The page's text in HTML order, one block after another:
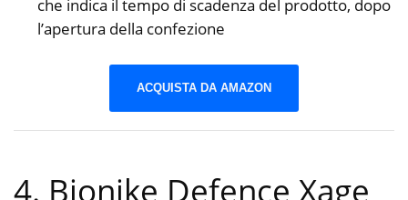
che indica il tempo di scadenza del prodotto, dopo
l’apertura della confezione
ACQUISTA DA AMAZON
4. Bionike Defence Xage